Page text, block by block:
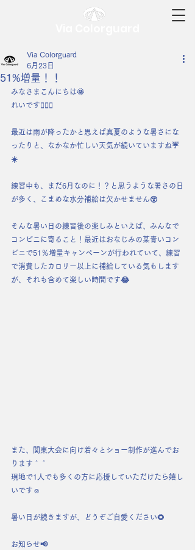
51%増量！！
Via Colorguard
6月23日
みなさまこんにちは🌞
れいです🧚🏻‍♀️
最近は雨が降ったかと思えば真夏のような暑さにな
ったりと、なかなか忙しい天気が続いていますね☔️
☀️
練習中も、まだ6月なのに！？と思うような暑さの日
が多く、こまめな水分補給は欠かせません😵
そんな暑い日の練習後の楽しみといえば、みんなで
コンビニに寄ること！最近はおなじみの某青いコン
ビニで51％増量キャンペーンが行われていて、練習
で消費したカロリー以上に補給している気もします
が、それも含めて楽しい時間です😂
また、関東大会に向け着々とショー制作が進んでお
ります＾＾
現地で1人でも多くの方に応援していただけたら嬉し
いです☺️
暑い日が続きますが、どうぞご自愛ください🌻
お知らせ📢